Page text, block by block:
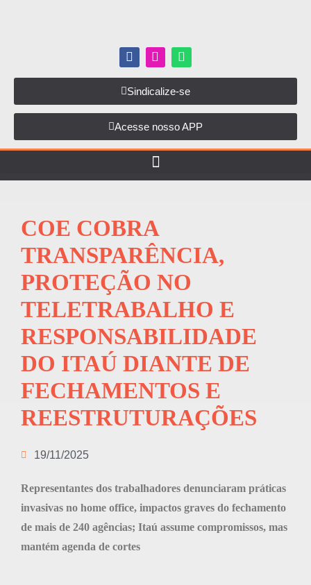
Sindicalize-se
Acesse nosso APP
COE COBRA
TRANSPARÊNCIA,
PROTEÇÃO NO
TELETRABALHO E
RESPONSABILIDADE
DO ITAÚ DIANTE DE
FECHAMENTOS E
REESTRUTURAÇÕES
19/11/2025
Representantes dos trabalhadores denunciaram práticas
invasivas no home office, impactos graves do fechamento
de mais de 240 agências; Itaú assume compromissos, mas
mantém agenda de cortes